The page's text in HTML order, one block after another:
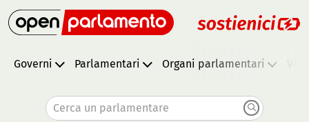
Governi Parlamentari Organi parlamentari
Cerca un parlamentare